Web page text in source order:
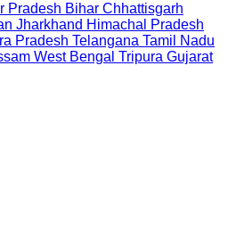
Pradesh Bihar Chhattisgarh
Jharkhand Himachal Pradesh
Pradesh Telangana Tamil Nadu
West Bengal Tripura Gujarat